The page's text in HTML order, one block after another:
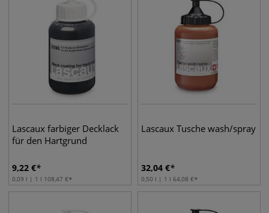
Lascaux farbiger Decklack
für den Hartgrund
9,22 €
0,09 l | 1 l 108,47 €
Lascaux Tusche wash/spray
32,04 €
0,50 l | 1 l 64,08 €